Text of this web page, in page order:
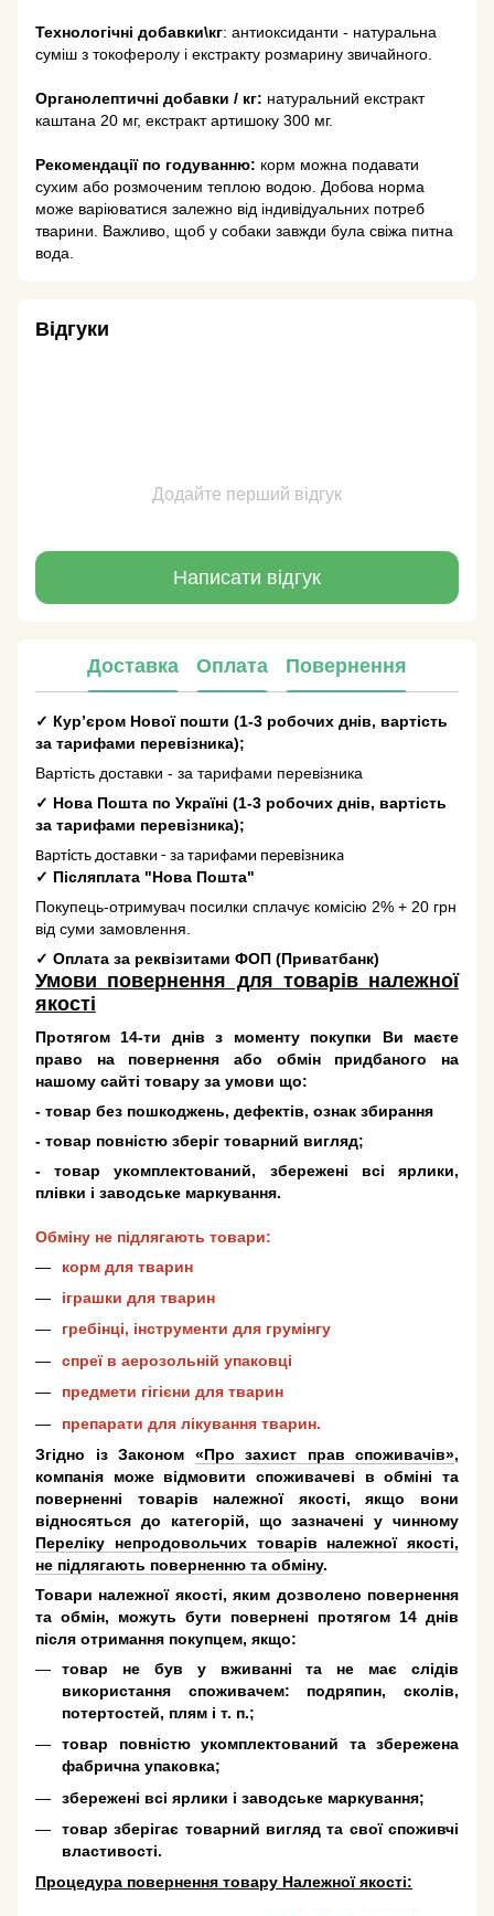
Технологічні добавки\кг: антиоксиданти - натуральна
суміш з токоферолу і екстракту розмарину звичайного.
Органолептичні добавки / кг: натуральний екстракт
каштана 20 мг, екстракт артишоку 300 мг.
Рекомендації по годуванню: корм можна подавати
сухим або розмоченим теплою водою. Добова норма
може варіюватися залежно від індивідуальних потреб
тварини. Важливо, щоб у собаки завжди була свіжа питна
вода.
Відгуки
Додайте перший відгук
Написати відгук
Доставка Оплата Повернення
✓ Кур’єром Нової пошти (1-3 робочих днів, вартість
за тарифами перевізника);
Вартість доставки - за тарифами перевізника
✓ Нова Пошта по Україні (1-3 робочих днів, вартість
за тарифами перевізника);
Вартість доставки - за тарифами перевізника
✓ Післяплата "Нова Пошта"
Покупець-отримувач посилки сплачує комісію 2% + 20 грн
від суми замовлення.
✓ Оплата за реквізитами ФОП (Приватбанк)
Умови повернення для товарів належної
якості
Протягом 14-ти днів з моменту покупки Ви маєте
право на повернення або обмін придбаного на
нашому сайті товару за умови що:
- товар без пошкоджень, дефектів, ознак збирання
- товар повністю зберіг товарний вигляд;
- товар укомплектований, збережені всі ярлики,
плівки і заводське маркування.
Обміну не підлягають товари:
корм для тварин
іграшки для тварин
гребінці, інструменти для грумінгу
спреї в аерозольній упаковці
предмети гігієни для тварин
препарати для лікування тварин.
Згідно із Законом «Про захист прав споживачів»,
компанія може відмовити споживачеві в обміні та
поверненні товарів належної якості, якщо вони
відносяться до категорій, що зазначені у чинному
Переліку непродовольчих товарів належної якості,
не підлягають поверненню та обміну.
Товари належної якості, яким дозволено повернення
та обмін, можуть бути повернені протягом 14 днів
після отримання покупцем, якщо:
товар не був у вживанні та не має слідів
використання споживачем: подряпин, сколів,
потертостей, плям і т. п.;
товар повністю укомплектований та збережена
фабрична упаковка;
збережені всі ярлики і заводське маркування;
товар зберігає товарний вигляд та свої споживчі
властивості.
Процедура повернення товару Належної якості: